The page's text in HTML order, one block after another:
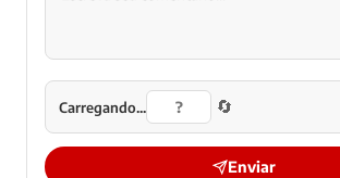
Carregando... 🔄
Enviar